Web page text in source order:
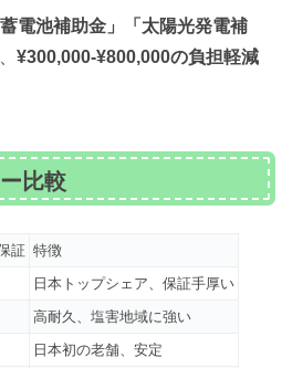
電池補助金」「太陽光発電補
¥300,000-¥800,000の負担軽減
比較
証 特徴
日本トップシェア、保証手厚い
高耐久、塩害地域に強い
日本初の老舗、安定